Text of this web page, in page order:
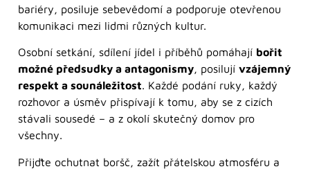
bariéry, posiluje sebevědomí a podporuje otevřenou
komunikaci mezi lidmi různých kultur.
Osobní setkání, sdílení jídel i příběhů pomáhají bořit
možné předsudky a antagonismy, posilují vzájemný
respekt a sounáležitost. Každé podání ruky, každý
rozhovor a úsměv přispívají k tomu, aby se z cizích
stávali sousedé – a z okolí skutečný domov pro
všechny.
Přijďte ochutnat boršč, zažít přátelskou atmosféru a